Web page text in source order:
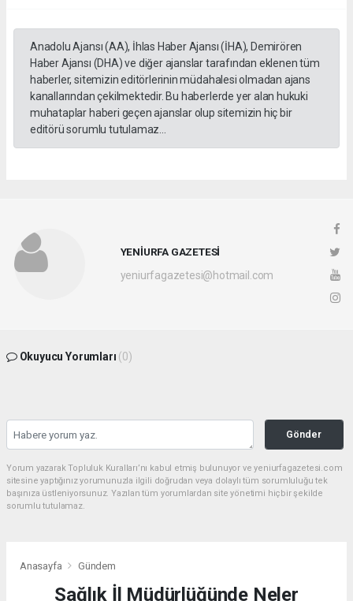
Anadolu Ajansı (AA), İhlas Haber Ajansı (İHA), Demirören
Haber Ajansı (DHA) ve diğer ajanslar tarafından eklenen tüm
haberler, sitemizin editörlerinin müdahalesi olmadan ajans
kanallarından çekilmektedir. Bu haberlerde yer alan hukuki
muhataplar haberi geçen ajanslar olup sitemizin hiç bir
editörü sorumlu tutulamaz...
YENİURFA GAZETESİ
yeniurfagazetesi@hotmail.com
Okuyucu Yorumları (0)
Gönder
Yorum yazarak Topluluk Kuralları’nı kabul etmiş bulunuyor ve yeniurfagazetesi.com
sitesine yaptığınız yorumunuzla ilgili doğrudan veya dolaylı tüm sorumluluğu tek
başınıza üstleniyorsunuz. Yazılan tüm yorumlardan site yönetimi hiçbir şekilde
sorumlu tutulamaz.
Anasayfa Gündem
Sağlık İl Müdürlüğünde Neler